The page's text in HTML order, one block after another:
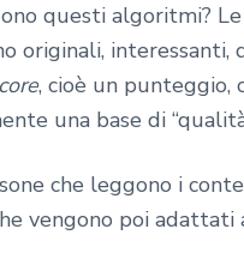
questi algoritmi?
originali,
, cioè un punteggio,
una base di
che leggono i
vengono poi